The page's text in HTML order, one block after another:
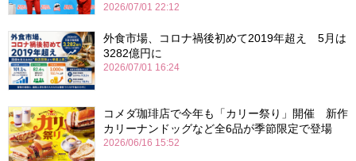
2026/07/01 22:12
外食市場、コロナ禍後初めて2019年超え 5月は
3282億円に
2026/07/01 16:24
コメダ珈琲店で今年も「カリー祭り」開催 新作
カリーナンドッグなど全6品が季節限定で登場
2026/06/16 15:52